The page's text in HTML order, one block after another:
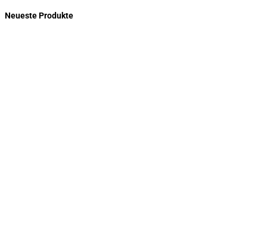
Neueste Produkte